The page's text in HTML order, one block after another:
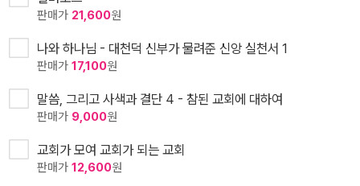
판매가 21,600원
나와 하나님 - 대천덕 신부가 물려준 신앙 실천서 1
판매가 17,100원
말씀, 그리고 사색과 결단 4 - 참된 교회에 대하여
판매가 9,000원
교회가 모여 교회가 되는 교회
판매가 12,600원